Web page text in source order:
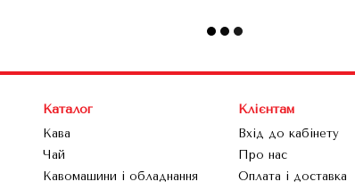
Каталог
Кава
Чай
Кавомашини і обладнання
Клієнтам
Вхід до кабінету
Про нас
Оплата і доставка